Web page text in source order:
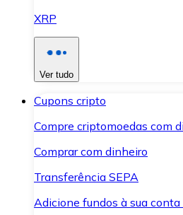
XRP
Ver tudo
Cupons cripto
Compre criptomoedas com
Comprar com dinheiro
Transferência SEPA
Adicione fundos à sua